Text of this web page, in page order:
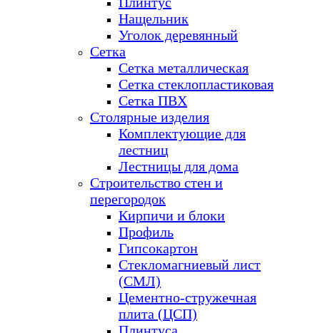
Нащельник
Уголок деревянный
Сетка
Сетка металлическая
Сетка стеклопластиковая
Сетка ПВХ
Столярные изделия
Комплектующие для
лестниц
Лестницы для дома
Строительство стен и
перегородок
Кирпичи и блоки
Профиль
Гипсокартон
Стекломагниевый лист
(СМЛ)
Цементно-стружечная
плита (ЦСП)